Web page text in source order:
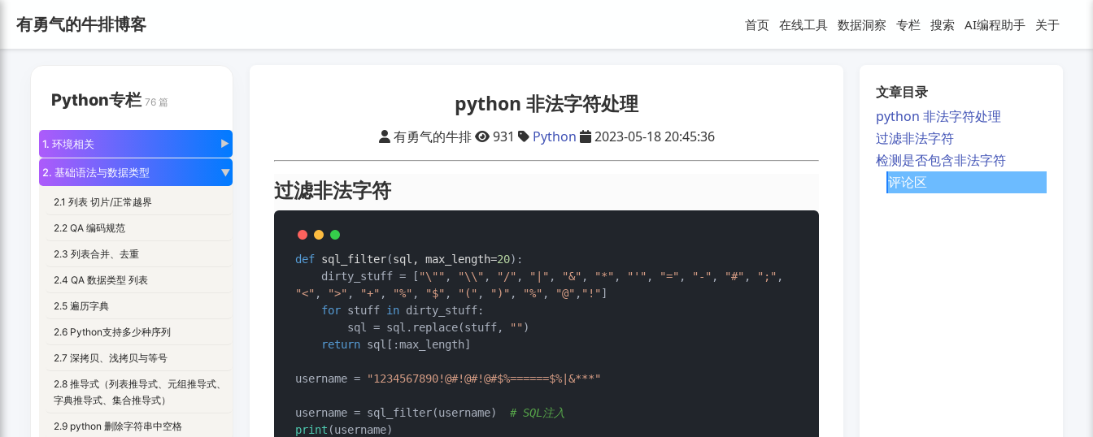
有勇气的牛排博客 首页 在线工具 数据洞察 专栏 搜索 AI编程助手 关于
Python专栏 76 篇
1. 环境相关 ▶
2. 基础语法与数据类型 ▶
2.1 列表 切片/正常越界
2.2 QA 编码规范
2.3 列表合并、去重
2.4 QA 数据类型 列表
2.5 遍历字典
2.6 Python支持多少种序列
2.7 深拷贝、浅拷贝与等号
2.8 推导式（列表推导式、元组推导式、
字典推导式、集合推导式）
2.9 python 删除字符串中空格
python 非法字符处理
有勇气的牛排 931 Python 2023-05-18 20:45:36
过滤非法字符
def sql_filter(sql, max_length=20):
    dirty_stuff = [
"\"" , "\\" , "/" , "|" , "&" , "*" , "'" , "=" , "-" , "#" , ";"
"<" , ">" , "+" , "%" , "$" , "(" , ")" , "%" , "@" , "!" ]
for stuff in dirty_stuff:
        sql = sql.replace(stuff,
"" )
return sql[:max_length]
username = "1234567890!@#!@#!@#$%======$%|&***"
username = sql_filter(username) # SQL注入
print (username)
文章目录
python 非法字符处理
过滤非法字符
检测是否包含非法字符
评论区